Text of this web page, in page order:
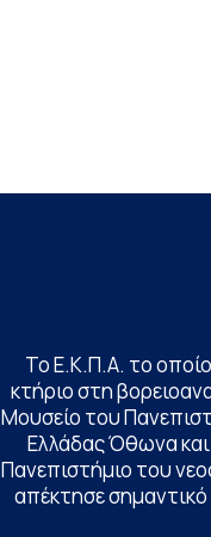
Το Ε.Κ.Π.Α. το οποίο
κτήριο στη
Μουσείο του
Ελλάδας Όθωνα
Πανεπιστήμιο του
απέκτησε